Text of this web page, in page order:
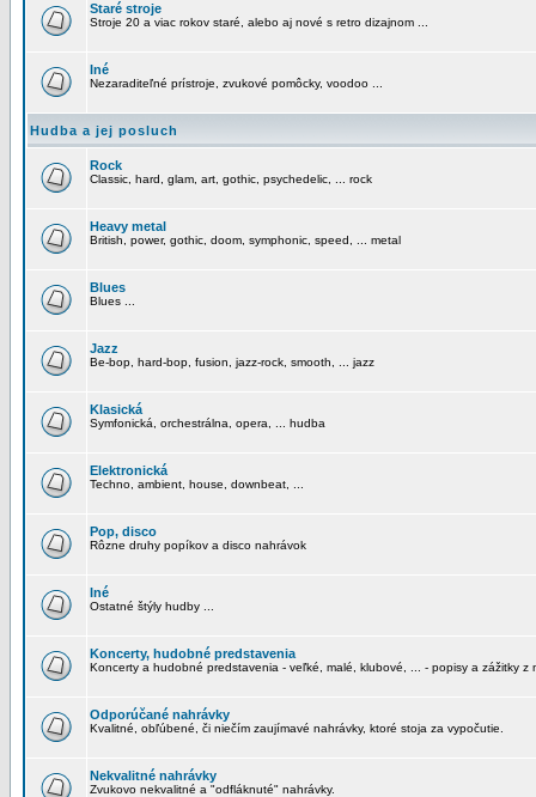
Staré stroje
Stroje 20 a viac rokov staré, alebo aj nové s retro dizajnom ...
Iné
Nezaraditeľné prístroje, zvukové pomôcky, voodoo ...
Hudba a jej posluch
Rock
Classic, hard, glam, art, gothic, psychedelic, ... rock
Heavy metal
British, power, gothic, doom, symphonic, speed, ... metal
Blues
Blues ...
Jazz
Be-bop, hard-bop, fusion, jazz-rock, smooth, ... jazz
Klasická
Symfonická, orchestrálna, opera, ... hudba
Elektronická
Techno, ambient, house, downbeat, ...
Pop, disco
Rôzne druhy popíkov a disco nahrávok
Iné
Ostatné štýly hudby ...
Koncerty, hudobné predstavenia
Koncerty a hudobné predstavenia - veľké, malé, klubové, ... - popisy a zážitky z
Odporúčané nahrávky
Kvalitné, obľúbené, či niečím zaujímavé nahrávky, ktoré stoja za vypočutie.
Nekvalitné nahrávky
Zvukovo nekvalitné a "odfláknuté" nahrávky.